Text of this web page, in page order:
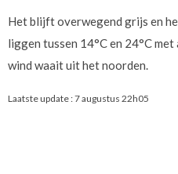
Het blijft overwegend grijs en
liggen tussen 14°C en 24°C
wind waait uit het noorden.
Laatste update :7 augustus 22h05